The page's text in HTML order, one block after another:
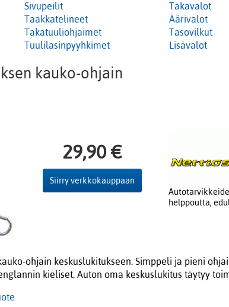
Sivupeilit
Taakkatelineet
Takatuuliohjaimet
Tuulilasinpyyhkimet
Takavalot
Äärivalot
Tasovilkut
Lisävalot
kauko-ohjain
29,90 €
Siirry verkkokauppaan
helppoutta,
ohjain keskuslukitukseen. Simppeli ja pieni
kieliset. Auton oma keskuslukitus täytyy